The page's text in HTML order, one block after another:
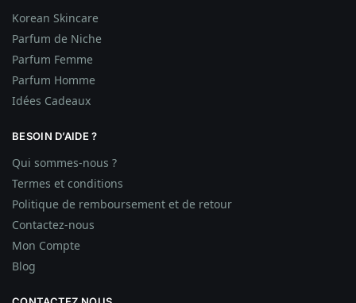
Korean Skincare
Parfum de Niche
Parfum Femme
Parfum Homme
Idées Cadeaux
BESOIN D’AIDE ?
Qui sommes-nous ?
Termes et conditions
Politique de remboursement et de retour
Contactez-nous
Mon Compte
Blog